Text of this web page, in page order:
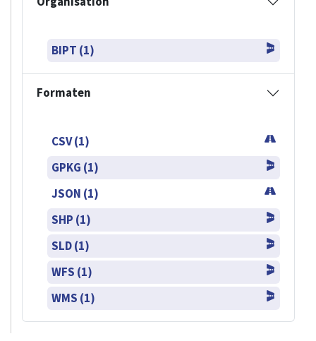
BIPT (1)
Formaten
CSV (1)
GPKG (1)
JSON (1)
SHP (1)
SLD (1)
WFS (1)
WMS (1)